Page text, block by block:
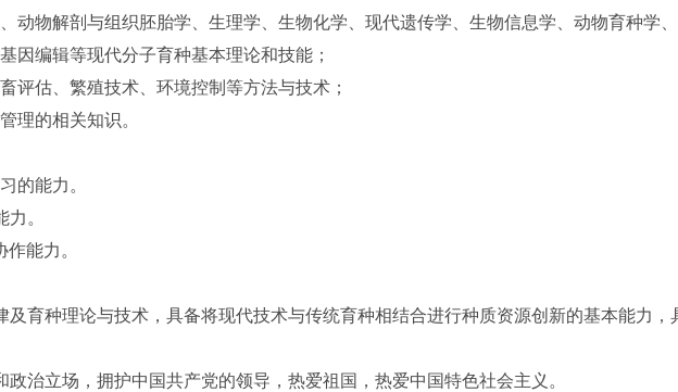
动物解剖与组织胚胎学、生理学、生物化学、现代遗传学、生物信息学、动物育种学
因编辑等现代分子育种基本理论和技能；
评估、繁殖技术、环境控制等方法与技术；
理的相关知识。
的能力。
。
能力。
及育种理论与技术，具备将现代技术与传统育种相结合进行种质资源创新的基本能力，
政治立场，拥护中国共产党的领导，热爱祖国，热爱中国特色社会主义。